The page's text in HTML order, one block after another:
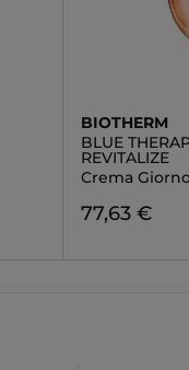
BIOTHERM
BLUE
REVITALIZE
Crema
77,63 €